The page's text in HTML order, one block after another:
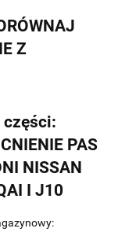
Z
części:
PAS
NISSAN
I J10